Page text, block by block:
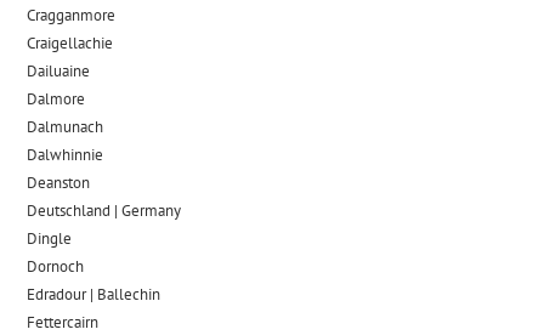
Cragganmore
Craigellachie
Dailuaine
Dalmore​
Dalmunach
Dalwhinnie
Deanston
Deutschland | Germany
Dingle
Dornoch
Edradour | Ballechin
Fettercairn